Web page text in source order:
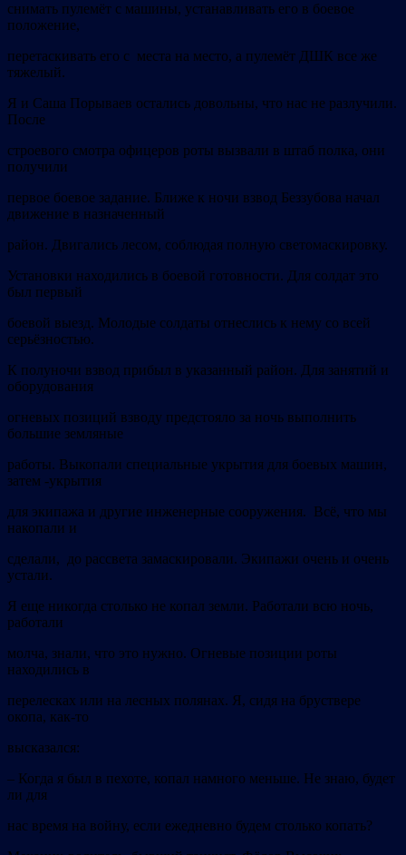
снимать пулемёт с машины, устанавливать его в боевое
положение,
перетаскивать его с места на место, а пулемёт ДШК все же
тяжелый.
Я и Саша Порываев остались довольны, что нас не разлучили.
После
строевого смотра офицеров роты вызвали в штаб полка, они
получили
первое боевое задание. Ближе к ночи взвод Беззубова начал
движение в назначенный
район. Двигались лесом, соблюдая полную светомаскировку.
Установки находились в боевой готовности. Для солдат это
был первый
боевой выезд. Молодые солдаты отнеслись к нему со всей
серьёзностью.
К полуночи взвод прибыл в указанный район. Для занятий и
оборудования
огневых позиций взводу предстояло за ночь выполнить
большие земляные
работы. Выкопали специальные укрытия для боевых машин,
затем -укрытия
для экипажа и другие инженерные сооружения. Всё, что мы
накопали и
сделали, до рассвета замаскировали. Экипажи очень и очень
устали.
Я еще никогда столько не копал земли. Работали всю ночь,
работали
молча, знали, что это нужно. Огневые позиции роты
находились в
перелесках или на лесных полянах. Я, сидя на бруствере
окопа, как-то
высказался:
– Когда я был в пехоте, копал намного меньше. Не знаю, будет
ли для
нас время на войну, если ежедневно будем столько копать?